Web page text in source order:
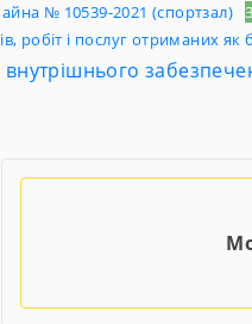
№ 10539-2021 (спортзал)
робіт і послуг отриманих